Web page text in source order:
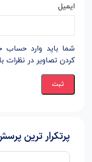
ایمیل
شما باید وارد حساب
کردن تصاویر در نظرات
پرتکرار ترین